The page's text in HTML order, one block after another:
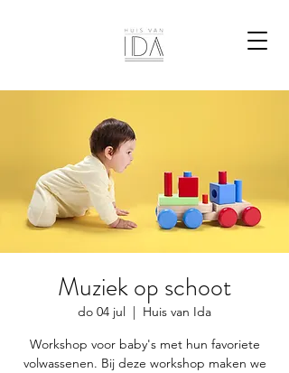
Muziek op schoot
do 04 jul
  |
Huis van Ida
Workshop voor baby's met hun favoriete
volwassenen. Bij deze workshop maken we